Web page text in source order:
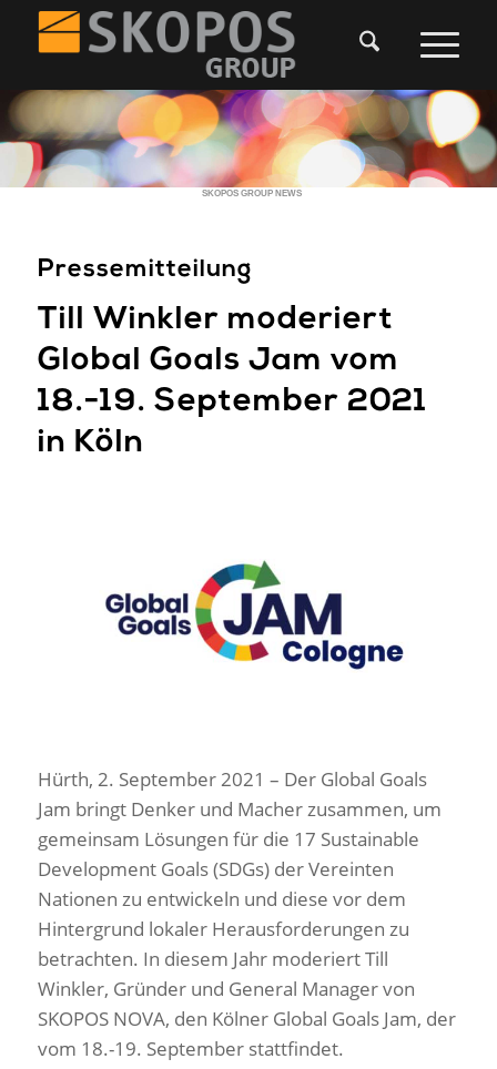
SKOPOS GROUP NEWS
Pressemitteilung
Till Winkler moderiert
Global Goals Jam vom
18.-19. September 2021
in Köln
Hürth, 2. September 2021 – Der Global Goals
Jam bringt Denker und Macher zusammen, um
gemeinsam Lösungen für die 17 Sustainable
Development Goals (SDGs) der Vereinten
Nationen zu entwickeln und diese vor dem
Hintergrund lokaler Herausforderungen zu
betrachten. In diesem Jahr moderiert Till
Winkler, Gründer und General Manager von
SKOPOS NOVA, den Kölner Global Goals Jam, der
vom 18.-19. September stattfindet.